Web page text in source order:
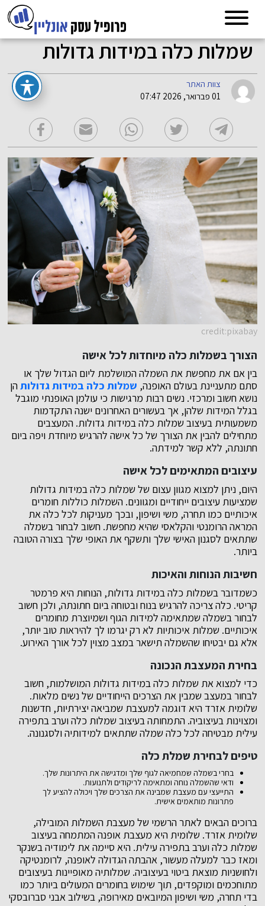
שמלות כלה במידות גדולות
צוות האתר
01 פברואר, 2026 07:47
credit:pixabay
הצורך בשמלות כלה מיוחדות לכל אישה
בין אם את מחפשת את השמלה המושלמת ליום הגדול שלך או
סתם מתעניינת בעולם האופנה, שמלות כלה במידות גדולותהן
נושא חשוב ומרכזי. נשים רבות מרגישות כי עולמן האופנתי מוגבל
בגלל המידות שלהן, אך בעשורים האחרונים ישנה התקדמות
משמעותית בעיצוב שמלות כלה במידות גדולות. המעצבים
מתחילים להבין את הצורך של כל אישה להרגיש מיוחדת ויפה ביום
חתונתה, ללא קשר למידתה.
עיצובים המתאימים לכל אישה
היום, ניתן למצוא מגוון עצום של שמלות כלה במידות גדולות
שמציעות עיצובים ייחודיים ומגוונים. השמלות כוללות חומרים
איכותיים כמו תחרה, משי ושיפון, ובכך מעניקות לכל כלה את
המראה הרומנטי והקלאסי שהיא מחפשת. חשוב לבחור בשמלה
שתתאים לסגנון האישי שלך ותשקף את האופי שלך בצורה הטובה
ביותר.
חשיבות הנוחות והאיכות
כשמדובר בשמלות כלה במידות גדולות, הנוחות היא פרמטר
קריטי. כלה צריכה להרגיש בנוח ובטוחה ביום חתונתה, ולכן חשוב
לבחור בשמלה שמתאימה למידות הגוף ושמיוצרת מחומרים
איכותיים. שמלות איכותיות לא רק יגרמו לך להיראות טוב יותר,
אלא גם יבטיחו שהשמלה תישאר במצב מצוין לכל אורך האירוע.
בחירת המעצבת הנכונה
כדי למצוא את שמלות כלה במידות גדולות המושלמות, חשוב
לבחור במעצב שמבין את הצרכים הייחודיים של נשים מלאות.
שלומית אזרד היא דוגמה למעצבת שמביאה יצירתיות, חדשנות
ומצוינות בעיצוביה. התמחותה בעיצוב שמלות כלה וערב בתפירה
עילית מבטיחה לכל כלה שמלה שתתאים למידותיה ולסגנונה.
טיפים לבחירת שמלת כלה
בחרי בשמלה שמחמיאה לגוף שלך ומדגישה את היתרונות שלך.
ודאי שהשמלה נוחה ומתאימה לריקודים ולתנועות.
התייעצי עם מעצבת שמבינה את הצרכים שלך ויכולה להציע לך
פתרונות מותאמים אישית.
ברוכים הבאים לאתר הרשמי של מעצבת השמלות המובילה,
שלומית אזרד. שלומית היא מעצבת אופנה המתמחה בעיצוב
שמלות כלה וערב בתפירה עילית. היא סיימה את לימודיה בשנקר
ומאז כבר למעלה מעשור, אהבתה הגדולה לאופנה, לרומנטיקה
ולחושניות מוצאת ביטוי בעיצוביה. שמלותיה מאופיינות בעיצובים
מתוחכמים ומוקפדים, תוך שימוש בחומרים המעולים ביותר כמו
בדי תחרה, משי ושיפון המיובאים מאירופה, בשילוב אבני סברובסקי